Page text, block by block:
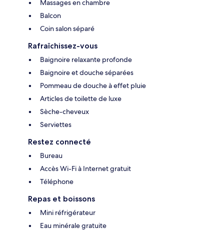
Massages en chambre
Balcon
Coin salon séparé
Rafraîchissez-vous
Baignoire relaxante profonde
Baignoire et douche séparées
Pommeau de douche à effet pluie
Articles de toilette de luxe
Sèche-cheveux
Serviettes
Restez connecté
Bureau
Accès Wi-Fi à Internet gratuit
Téléphone
Repas et boissons
Mini réfrigérateur
Eau minérale gratuite